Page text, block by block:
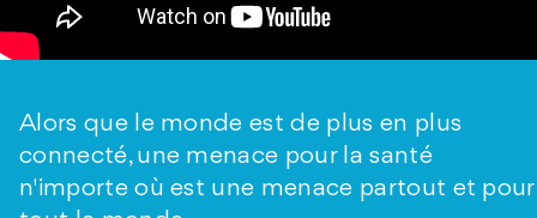
Alors que le monde est de plus en plus
connecté, une menace pour la santé
n'importe où est une menace partout et pour